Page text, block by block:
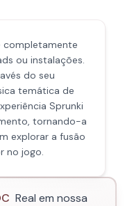
completamente
ou instalações.
do seu
temática de
Sprunki
tornando-a
explorar a fusão
no jogo.
Real em nossa